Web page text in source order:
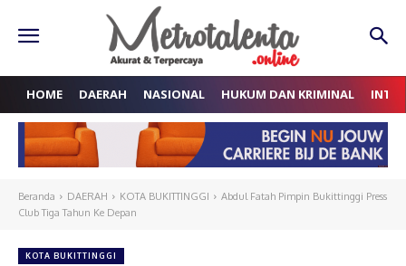
HOME DAERAH NASIONAL HUKUM DAN KRIMINAL
Beranda DAERAH KOTA BUKITTINGGI
Abdul Fatah Pimpin Bukittinggi Press
Club Tiga Tahun Ke Depan
KOTA BUKITTINGGI